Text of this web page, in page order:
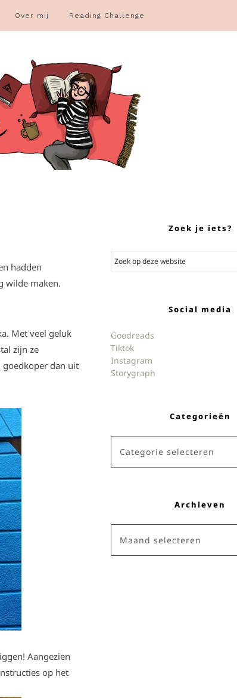
Over mij Reading Challenge
hadden
wilde maken.
Met veel geluk
zijn ze
dan uit
Aangezien
op het
Zoek je iets?
Social media
Goodreads
Tiktok
Instagram
Storygraph
Categorieën
Archieven